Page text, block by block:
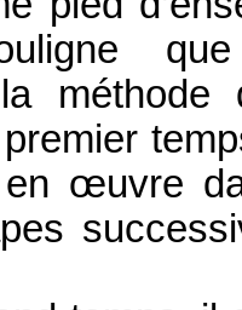
méthode
œuvre